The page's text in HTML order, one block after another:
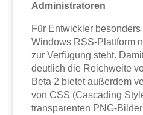
Administratoren
Für Entwickler
Windows RSS-Plattform
zur Verfügung steht.
deutlich die Reichweite
Beta 2 bietet außerdem
von CSS (Cascading
transparenten PNG-